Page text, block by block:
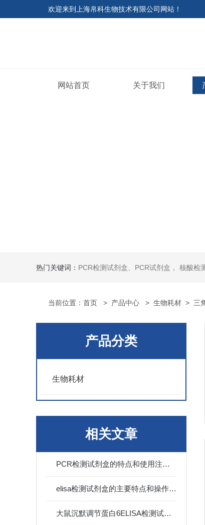
欢迎来到 上海帛科生物技术有限公司网站 ！
网站首页 关于我们
热门关键词： PCR检测试剂盒、PCR试剂盒， 核酸检测试剂盒，荧光定量检测试剂盒，生化试剂盒 ，比色法试剂盒，酶活性检测试剂盒，ELISA试剂盒
当前位置： 首页 > 产品中心 > 生物耗材 > 三
产品分类
生物耗材
相关文章
PCR检测试剂盒的特点和使用注意事项
elisa检测试剂盒的主要特点和操作流程
大鼠沉默调节蛋白6ELISA检测试剂盒​样本实验准备工作